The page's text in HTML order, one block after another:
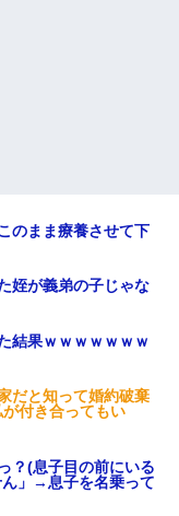
のまま療養させて下
姪が義弟の子じゃな
結果ｗｗｗｗｗｗｗ
だと知って婚約破棄
付き合ってもい
？(息子目の前にいる
」→息子を名乗って